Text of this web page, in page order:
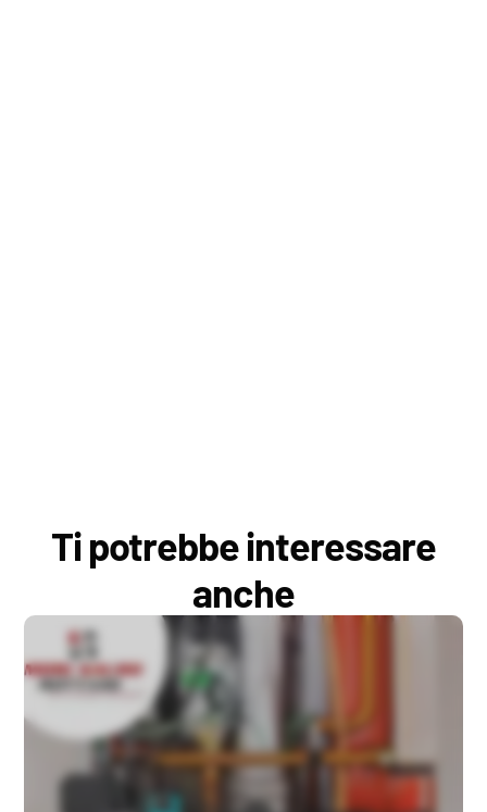
Ti potrebbe interessare
anche